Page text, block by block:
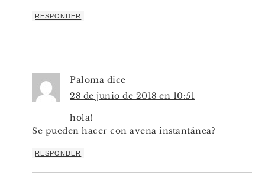
RESPONDER
Paloma dice
28 de junio de 2018 en 10:51
hola!
Se pueden hacer con avena instantánea?
RESPONDER